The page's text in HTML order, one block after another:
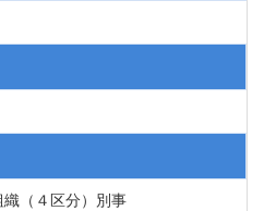
（４区分）別事